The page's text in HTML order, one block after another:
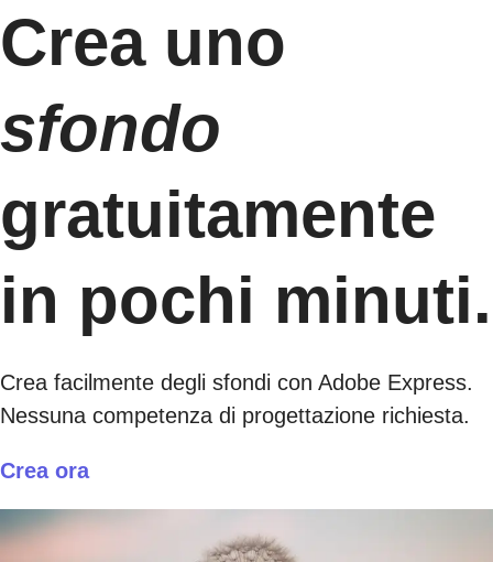
Crea uno
sfondo
gratuitamente
in pochi minuti.
Crea facilmente degli sfondi con Adobe Express.
Nessuna competenza di progettazione richiesta.
Crea ora